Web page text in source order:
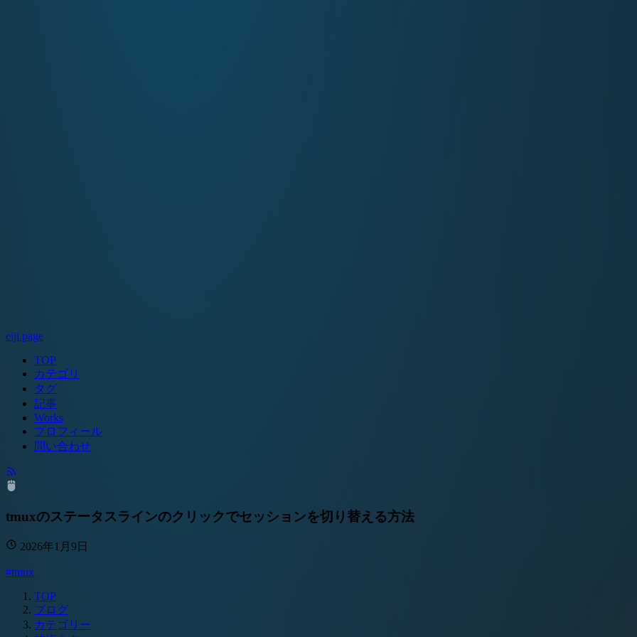
eiji.page
TOP
カテゴリ
タグ
記事
Works
プロフィール
問い合わせ
tmuxのステータスラインのクリックでセッションを切り替える方法
2026年1月9日
#tmux
TOP
ブログ
カテゴリー